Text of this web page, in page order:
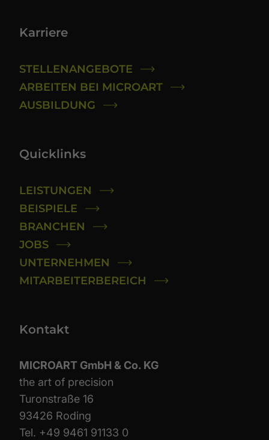
Karriere
STELLENANGEBOTE
ARBEITEN BEI MICROART
AUSBILDUNG
Quicklinks
LEISTUNGEN
BEISPIELE
BRANCHEN
JOBS
UNTERNEHMEN
MITARBEITERBEREICH
Kontakt
MICROART GmbH & Co. KG
the art of precision
Turonstraße 16
93426 Roding
Tel. +49 9461 91133 0